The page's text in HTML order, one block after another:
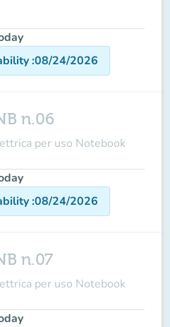
:08/24/2026
n.06
per uso Notebook
:08/24/2026
n.07
per uso Notebook